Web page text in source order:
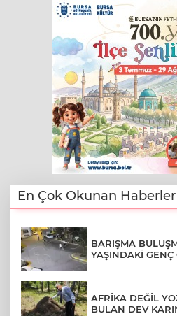
En Çok Okunan Haberler
BARIŞMA
YAŞINDAKİ GENÇ
AFRİKA DEĞİL
BULAN DEV